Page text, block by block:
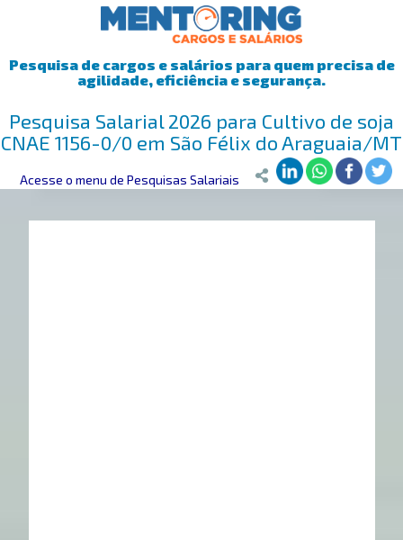
Pesquisa de cargos e salários para quem precisa de
agilidade, eficiência e segurança.
Pesquisa Salarial 2026 para Cultivo de soja
CNAE 1156-0/0 em São Félix do Araguaia/MT
Mentoring>Pesquisa Salarial>São Félix do Araguaia/MT>Cultivo
Acesse o menu de Pesquisas Salariais